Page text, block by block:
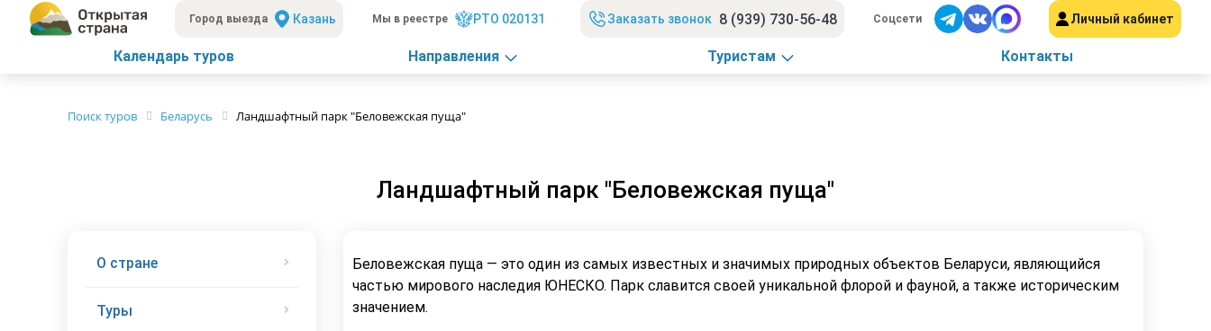
Город выезда Казань Мы в реестре РТО 020131 Заказать звонок 8 (939) 730-56-48 Соцсети Личный кабинет
Календарь туров Направления Туристам Контакты
Поиск туров Беларусь Ландшафтный парк "Беловежская пуща"
Ландшафтный парк "Беловежская пуща"
О стране
Туры
Беловежская пуща — это один из самых известных и значимых природных объектов Беларуси, являющийся
частью мирового наследия ЮНЕСКО. Парк славится своей уникальной флорой и фауной, а также историческим
значением.